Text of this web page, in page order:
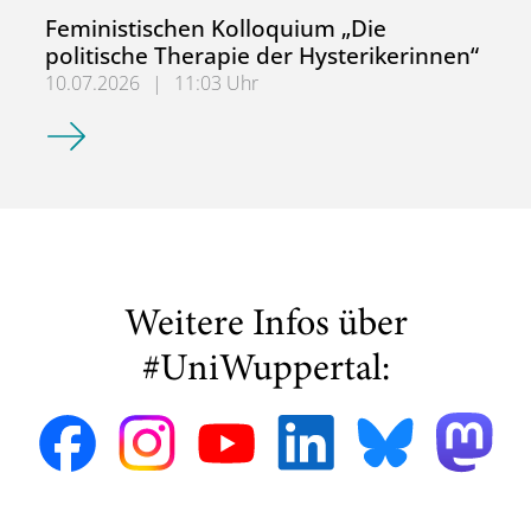
Feministischen Kolloquium „Die
politische Therapie der Hysterikerinnen“
10.07.2026 |
11:03 Uhr
Feministischen Kolloquium „Die politische Therapie der
Weitere Infos über
#UniWuppertal: